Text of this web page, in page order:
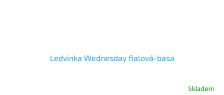
Ledvinka Wednesday fialová-basa
Skladem